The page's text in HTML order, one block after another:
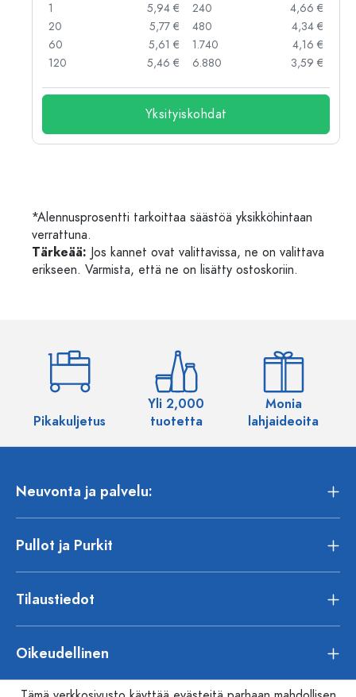
1
5,94 €
20
5,77 €
60
5,61 €
120
5,46 €
240
4,66 €
480
4,34 €
1.740
4,16 €
6.880
3,59 €
Yksityiskohdat
*Alennusprosentti tarkoittaa säästöä yksikköhintaan
verrattuna.
Tärkeää: Jos kannet ovat valittavissa, ne on valittava
erikseen. Varmista, että ne on lisätty ostoskoriin.
Pikakuljetus
Yli 2,000
tuotetta
Monia
lahjaideoita
Neuvonta ja palvelu:
Pullot ja Purkit
Tilaustiedot
Oikeudellinen